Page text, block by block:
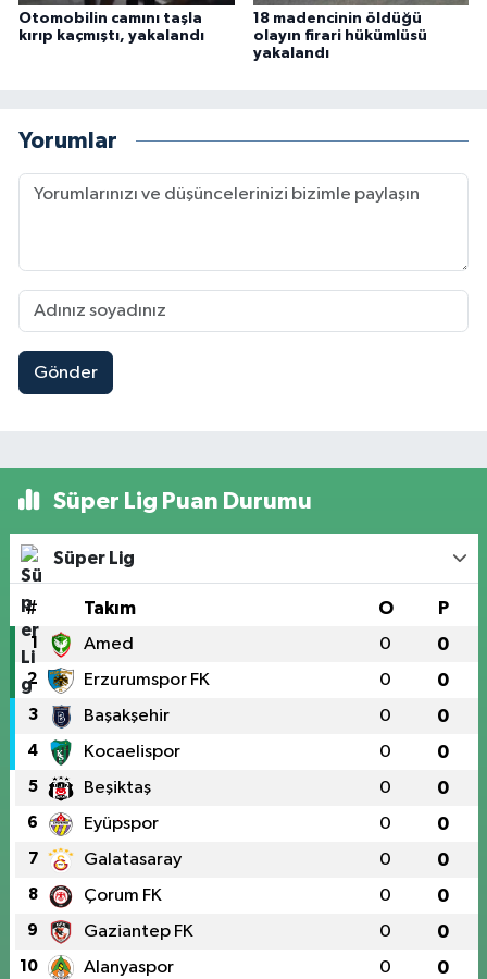
Otomobilin camını taşla
kırıp kaçmıştı, yakalandı
18 madencinin öldüğü
olayın firari hükümlüsü
yakalandı
Yorumlar
Gönder
Süper Lig Puan Durumu
Süper Lig
# Takım O P
1 Amed 0 0
2 Erzurumspor FK 0 0
3 Başakşehir 0 0
4 Kocaelispor 0 0
5 Beşiktaş 0 0
6 Eyüpspor 0 0
7 Galatasaray 0 0
8 Çorum FK 0 0
9 Gaziantep FK 0 0
10 Alanyaspor 0 0